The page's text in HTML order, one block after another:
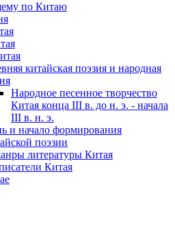
по Китаю
китайская поэзия и народная
Народное песенное творчество
Китая конца III в. до н. э. - начала
III в. н. э.
и начало формирования
поэзии
литературы Китая
Китая